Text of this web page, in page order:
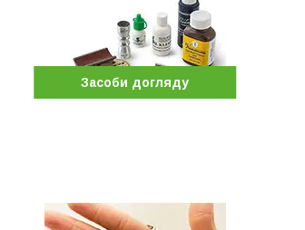
Засоби догляду